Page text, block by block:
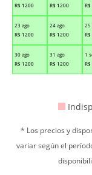
R$ 1200
R$ 1200
R$
23 ago
R$ 1200
24 ago
R$ 1200
25
R$
30 ago
R$ 1200
31 ago
R$ 1200
1
R$
* Los precios y
variar según el